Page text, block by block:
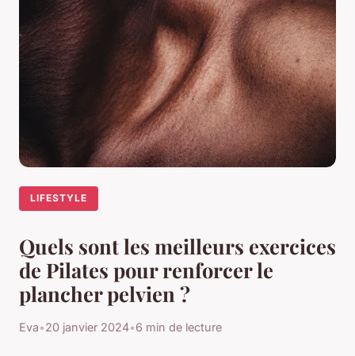
LIFESTYLE
Quels sont les meilleurs exercices
de Pilates pour renforcer le
plancher pelvien ?
Eva•20 janvier 2024•6 min de lecture